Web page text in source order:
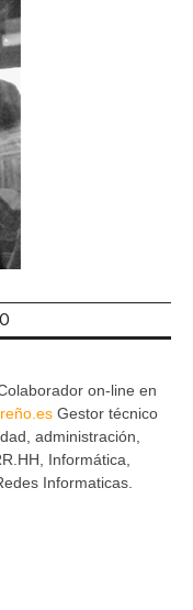
on-line en
Gestor técnico
administración,
Informática,
Informaticas.